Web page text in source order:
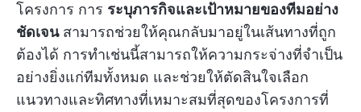
โครงการ การ ระบุภารกิจและเป้าหมายของทีมอย่าง
ชัดเจนสามารถช่วยให้คุณกลับมาอยู่ในเส้นทางที่ถูก
ต้องได้ การทำเช่นนี้สามารถให้ความกระจ่างที่จำเป็น
อย่างยิ่งแก่ทีมทั้งหมด และช่วยให้ตัดสินใจเลือก
แนวทางและทิศทางที่เหมาะสมที่สุดของโครงการที่